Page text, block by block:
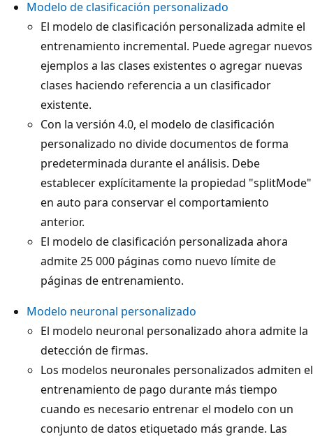
Modelo de clasificación personalizado
El modelo de clasificación personalizada admite el
entrenamiento incremental. Puede agregar nuevos
ejemplos a las clases existentes o agregar nuevas
clases haciendo referencia a un clasificador
existente.
Con la versión 4.0, el modelo de clasificación
personalizado no divide documentos de forma
predeterminada durante el análisis. Debe
establecer explícitamente la propiedad "splitMode"
en auto para conservar el comportamiento
anterior.
El modelo de clasificación personalizada ahora
admite 25 000 páginas como nuevo límite de
páginas de entrenamiento.
Modelo neuronal personalizado
El modelo neuronal personalizado ahora admite la
detección de firmas.
Los modelos neuronales personalizados admiten el
entrenamiento de pago durante más tiempo
cuando es necesario entrenar el modelo con un
conjunto de datos etiquetado más grande. Las